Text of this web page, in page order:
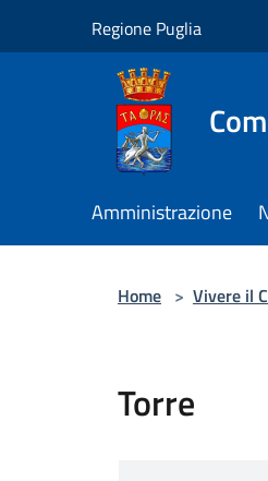
Regione Puglia
Amministrazione
Home > Vivere il
Torre